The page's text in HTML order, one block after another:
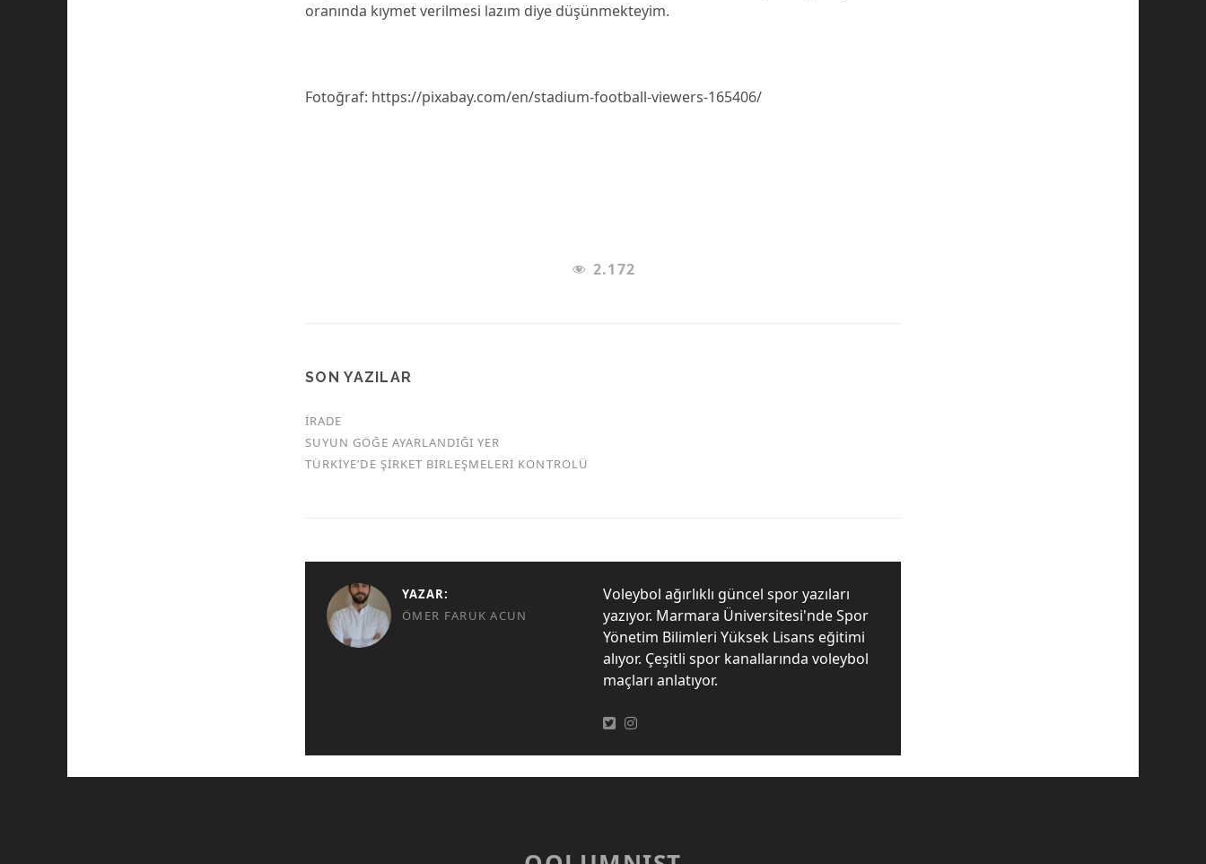
oranında kıymet verilmesi lazım diye düşünmekteyim.
Fotoğraf: https://pixabay.com/en/stadium-football-viewers-165406/
2.172
SON YAZILAR
İRADE
SUYUN GÖĞE AYARLANDIĞI YER
TÜRKİYE’DE ŞİRKET BİRLEŞMELERİ KONTROLÜ
YAZAR:
ÖMER FARUK ACUN
Voleybol ağırlıklı güncel spor yazıları
yazıyor. Marmara Üniversitesi'nde Spor
Yönetim Bilimleri Yüksek Lisans eğitimi
alıyor. Çeşitli spor kanallarında voleybol
maçları anlatıyor.